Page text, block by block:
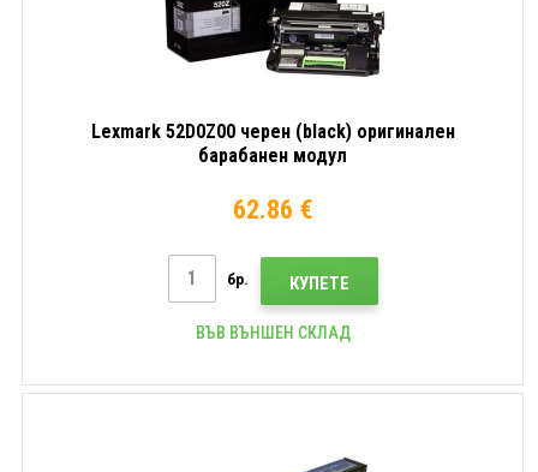
Lexmark 52D0Z00 черен (black) оригинален
барабанен модул
62.86 €
бр. КУПЕТЕ
ВЪВ ВЪНШЕН СКЛАД